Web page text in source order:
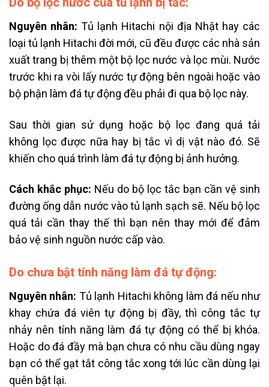
Nguyên nhân:Tủ lạnh Hitachi nội địa Nhật hay các
loại tủ lạnh Hitachi đời mới, cũ đều được các nhà sản
xuất trang bị thêm một bộ lọc nước và lọc mùi. Nước
trước khi ra vòi lấy nước tự động bên ngoài hoặc vào
bộ phận làm đá tự động đều phải đi qua bộ lọc này.
Sau thời gian sử dụng hoặc bộ lọc đang quá tải
không lọc được nữa hay bị tắc vì dị vật nào đó. Sẽ
khiến cho quá trình làm đá tự động bị ảnh hưởng.
Cách khắc phục: Nếu do bộ lọc tắc bạn cần vệ sinh
đường ống dẫn nước vào tủ lạnh sạch sẽ. Nếu bộ lọc
quá tải cần thay thế thì bạn nên thay mới để đảm
bảo vệ sinh nguồn nước cấp vào.
Do chưa bật tính năng làm đá tự động:
Nguyên nhân: Tủ lạnh Hitachi không làm đá nếu như
khay chứa đá viên tự động bị đầy, thì công tắc tự
nhảy nên tính năng làm đá tự động có thể bị khóa.
Hoặc do đá đầy mà bạn chưa có nhu cầu dùng ngay
bạn có thể gạt tắt công tắc xong tới lúc cần dùng lại
quên bật lại.